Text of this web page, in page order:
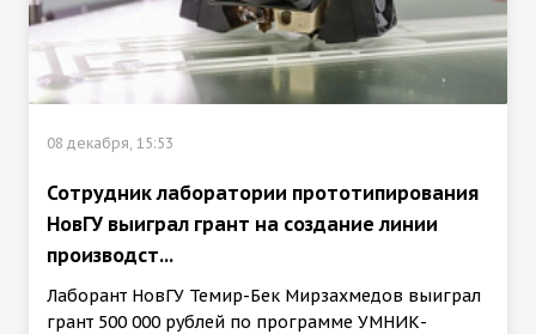
08 декабря, 15:53
Сотрудник лаборатории прототипирования
НовГУ выиграл грант на создание линии
производст...
Лаборант НовГУ Темир-Бек Мирзахмедов выиграл
грант 500 000 рублей по программе УМНИК-